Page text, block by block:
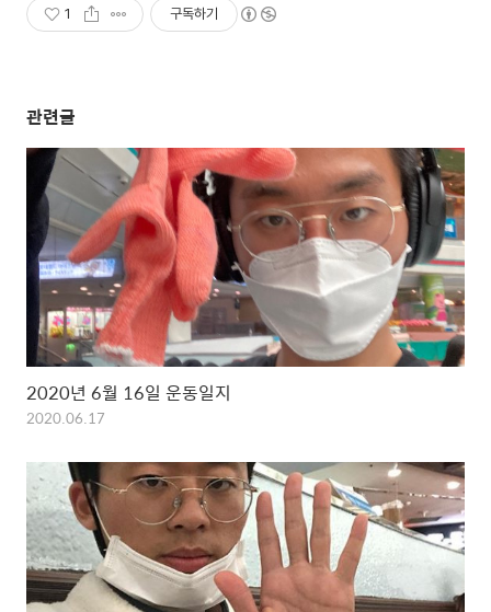
1 구독하기
관련글
2020년 6월 16일 운동일지
2020.06.17